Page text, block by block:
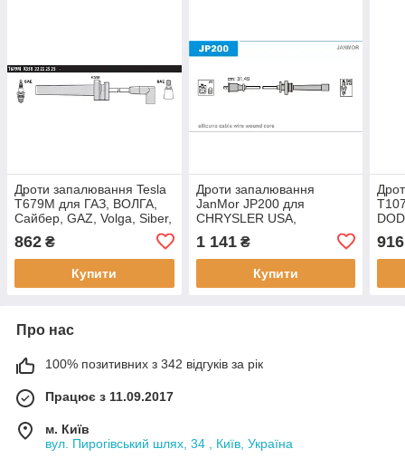
Дроти запалювання Tesla
T679M для ГАЗ, ВОЛГА,
Сайбер, GAZ, Volga, Siber,
DOHC
862 ₴
Купити
Дроти запалювання
JanMor JP200 для
CHRYSLER USA,
DODGE USA, STRATUS
2,4 SOHC, MITSUBISHI,
CARISMA 1,6 двиг. 4 G
1 141₴
Купити
916
Про нас
100% позитивних з 342 відгуків за рік
Працює з 11.09.2017
м. Київ
вул. Пирогівський шлях, 34 , Київ, Україна